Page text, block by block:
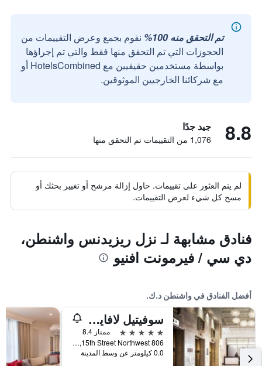
تم التحقق منه 100%
نقوم بجمع وعرض التقييمات من
الحجوزات التي تم التحقق منها فقط والتي تم إجراؤها
بواسطة مستخدمين حقيقيين مع HotelsCombined أو
مع شركائنا الخارجيين الموثوقين.
8.8 جيد جدًا
1,076 من التقييمات تم التحقق منها
لم يتم العثور على تقييمات. حاول إزالة مرشح أو تغيير بحثك أو
مسح كل شيء لعرض التقييمات.
فنادق مشابهة لـ نزل ريزيدنس واشنطن،
دي سي / فيرمونت افنيو
أفضل الفنادق في واشنطن د.ك.
سوفيتيل لافاييت سكوير واشنطن العاصمة
5 نجوم
ممتاز 8.4
806 15th Street Northwest, واشنطن د.ك., DC, الولايات المتحدة الأميريكية
0.0 كيلومتر عن وسط المدينة